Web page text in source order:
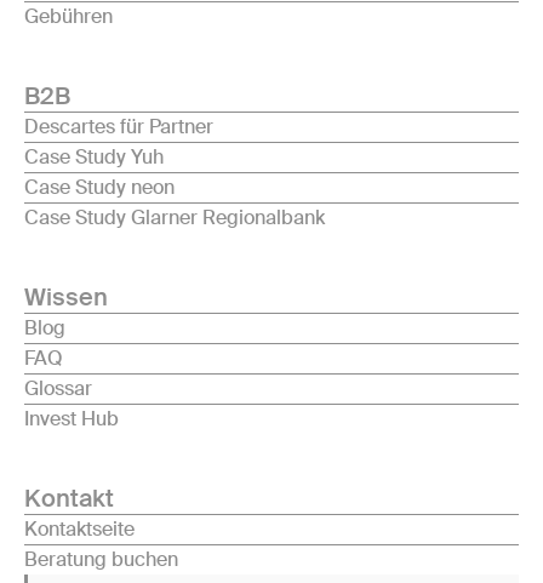
Gebühren
B2B
Descartes für Partner
Case Study Yuh
Case Study neon
Case Study Glarner Regionalbank
Wissen
Blog
FAQ
Glossar
Invest Hub
Kontakt
Kontaktseite
Beratung buchen